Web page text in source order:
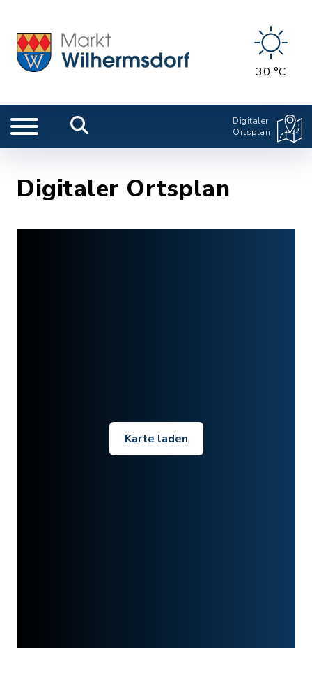
30 °C
Digitaler
Ortsplan
Digitaler Ortsplan
Karte laden